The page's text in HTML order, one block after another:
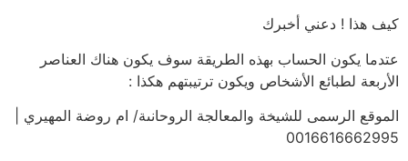
كيف هذا ! دعني أخبرك
عتدما يكون الحساب بهذه الطريقة سوف يكون هناك العناصر
الأربعة لطبائع الأشخاص ويكون ترتيبتهم هكذا :
الموقع الرسمى للشيخة والمعالجة الروحانىة/ ام روضة المهيري |
0016616662995